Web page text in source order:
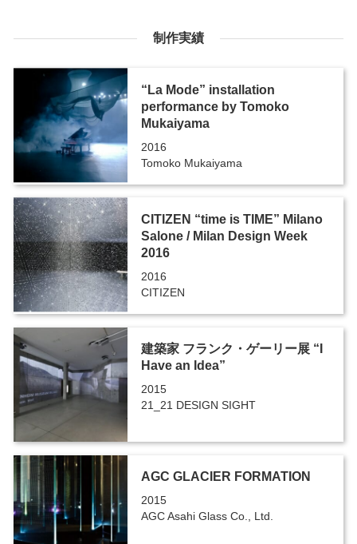
制作実績
“La Mode” installation
performance by Tomoko
Mukaiyama
2016
Tomoko Mukaiyama
CITIZEN “time is TIME” Milano
Salone / Milan Design Week
2016
2016
CITIZEN
建築家 フランク・ゲーリー展 “I
Have an Idea”
2015
21_21 DESIGN SIGHT
AGC GLACIER FORMATION
2015
AGC Asahi Glass Co., Ltd.